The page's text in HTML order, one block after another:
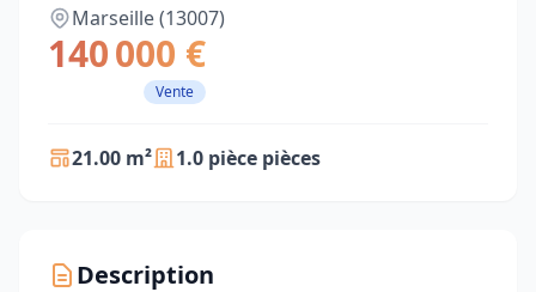
Marseille (13007)
140 000 €
Vente
21.00 m² 1.0 pièce pièces
Description